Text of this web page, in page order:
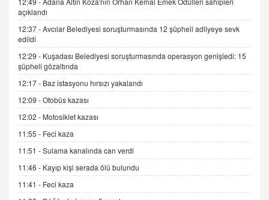
İNCİ GÜL AKÖL
06.07.2026 13:00
ADEM AKÖL
Esed Destekçilerinin Yüzüne Vurulan Şamar:
Sednaya
11.12.2024 12:30
DR. EKREM ASLAN
Gerçek Ne, Algı Ne? "Beraber Yürüyoruz"
Cümlesinin Peşinden
19.07.2025 12:45
GÖNÜL MENEKŞE
Şifacının Yolu
açıklandı
12:37 -Avcılar Belediyesi soruşturmasında 12 şüpheli adliyeye sevk
edildi
12:29 - Kuşadası Belediyesi soruşturmasında operasyon genişledi: 15
şüpheli gözaltında
12:17 - Baz istasyonu hırsızı yakalandı
12:09 -Otobüs kazası
12:02 - Motosiklet kazası
11:55 - Feci kaza
11:51 -Sulama kanalında can verdi
11:46 - Kayıp kişi serada ölü bulundu
11:41 - Feci kaza